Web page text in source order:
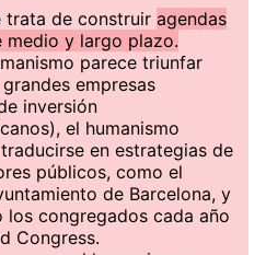
trata de construir agendas
y largo plazo.
parece triunfar
empresas
inversión
el humanismo
en estrategias de
públicos, como el
de Barcelona, y
congregados cada año
Congress.